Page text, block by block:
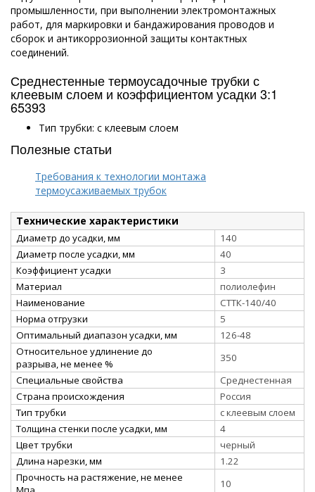
промышленности, при выполнении электромонтажных
работ, для маркировки и бандажирования проводов и
сборок и антикоррозионной защиты контактных
соединений.
Среднестенные термоусадочные трубки с
клеевым слоем и коэффициентом усадки 3:1
65393
Тип трубки: с клеевым слоем
Полезные статьи
Требования к технологии монтажа
термоусаживаемых трубок
Технические характеристики
Диаметр до усадки, мм
140
Диаметр после усадки, мм
40
Коэффициент усадки
3
Материал
полиолефин
Наименование
СТТК-140/40
Норма отгрузки
5
Оптимальный диапазон усадки, мм
126-48
Относительное удлинение до
разрыва, не менее %
350
Специальные свойства
Среднестенная
Страна происхождения
Россия
Тип трубки
с клеевым слоем
Толщина стенки после усадки, мм
4
Цвет трубки
черный
Длина нарезки, мм
1.22
Прочность на растяжение, не менее
10